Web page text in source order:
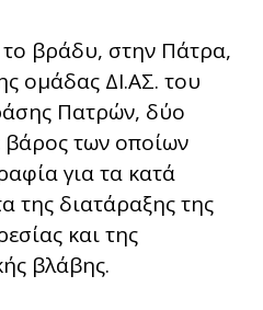
βράδυ, στην Πάτρα,
ομάδας ΔΙ.ΑΣ. του
Πατρών, δύο
βάρος των οποίων
για τα κατά
της διατάραξης της
και της
βλάβης.